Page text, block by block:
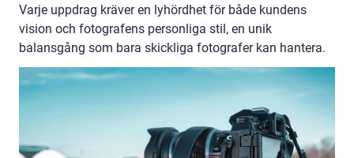
Varje uppdrag kräver en lyhördhet för både kundens
vision och fotografens personliga stil, en unik
balansgång som bara skickliga fotografer kan hantera.